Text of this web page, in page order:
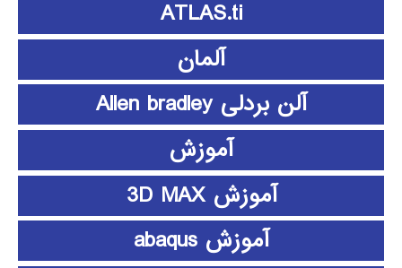
ATLAS.ti
آلمان
آلن بردلی Allen bradley
آموزش
آموزش 3D MAX
آموزش abaqus